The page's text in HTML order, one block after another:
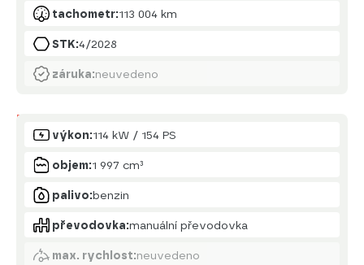
tachometr:113 004 km
STK:4/2028
záruka:neuvedeno
Motor
výkon:114 kW / 154 PS
objem:1 997 cm³
palivo:benzin
převodovka:manuální převodovka
max. rychlost:neuvedeno